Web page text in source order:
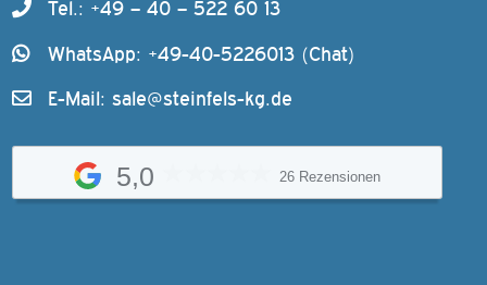
Tel.: +49 – 40 – 522 60 13
WhatsApp: +49-40-5226013 (Chat)
E-Mail: sale@steinfels-kg.de
5,0 26 Rezensionen